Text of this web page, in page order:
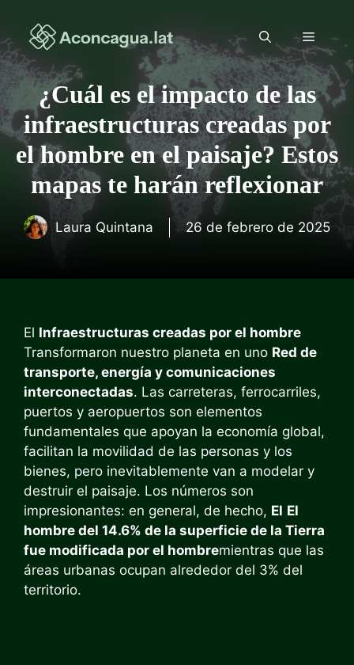
contenido
Menú
¿Cuál es el impacto de las
infraestructuras creadas por
el hombre en el paisaje? Estos
mapas te harán reflexionar
Laura Quintana 26 de febrero de 2025
El Infraestructuras creadas por el hombre
Transformaron nuestro planeta en uno Red de
transporte, energía y comunicaciones
interconectadas. Las carreteras, ferrocarriles,
puertos y aeropuertos son elementos
fundamentales que apoyan la economía global,
facilitan la movilidad de las personas y los
bienes, pero inevitablemente van a modelar y
destruir el paisaje. Los números son
impresionantes: en general, de hecho, El El
hombre del 14.6% de la superficie de la Tierra
fue modificada por el hombremientras que las
áreas urbanas ocupan alrededor del 3% del
territorio.